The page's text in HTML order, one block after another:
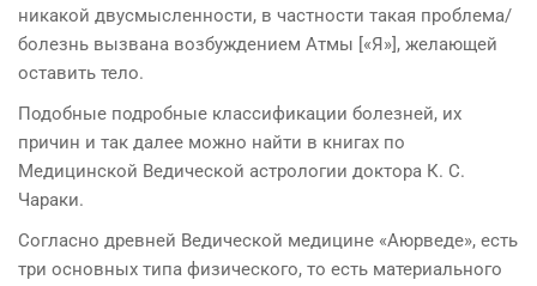
никакой двусмысленности, в частности такая проблема/
болезнь вызвана возбуждением Атмы [«Я»], желающей
оставить тело.
Подобные подробные классификации болезней, их
причин и так далее можно найти в книгах по
Медицинской Ведической астрологии доктора К. С.
Чараки.
Согласно древней Ведической медицине «Аюрведе», есть
три основных типа физического, то есть материального